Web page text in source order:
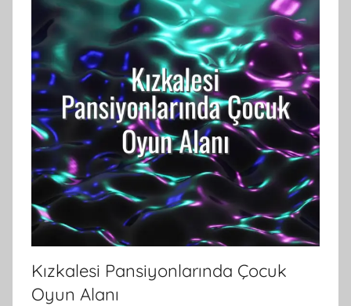
Kızkalesi Pansiyonlarında Çocuk
Oyun Alanı